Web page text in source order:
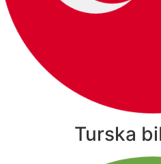
Turska